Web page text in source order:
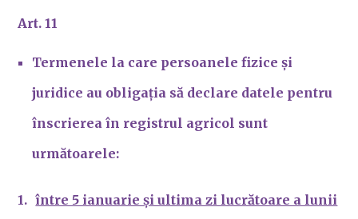
Art. 11
Termenele la care persoanele fizice și
juridice au obligația să declare datele pentru
înscrierea în registrul agricol sunt
următoarele:
între 5 ianuarie și ultima zi lucrătoare a lunii